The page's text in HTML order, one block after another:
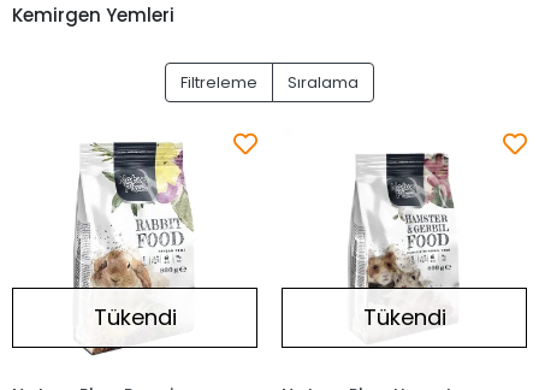
Kemirgen Yemleri
Filtreleme Sıralama
Tükendi Tükendi